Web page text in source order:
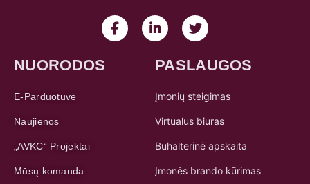
NUORODOS
E-Parduotuvė
Naujienos
„AVKC“ Projektai
Mūsų komanda
PASLAUGOS
Įmonių steigimas
Virtualus biuras
Buhalterinė apskaita
Įmonės brando kūrimas